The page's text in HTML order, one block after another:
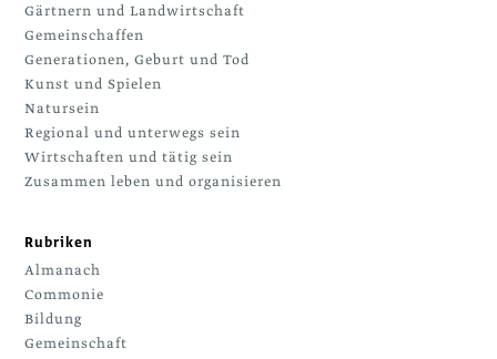
Gärtnern und Landwirtschaft
Gemeinschaffen
Generationen, Geburt und Tod
Kunst und Spielen
Natursein
Regional und unterwegs sein
Wirtschaften und tätig sein
Zusammen leben und organisieren
Rubriken
Almanach
Commonie
Bildung
Gemeinschaft